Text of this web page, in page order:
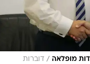
מופלאה / דוברות